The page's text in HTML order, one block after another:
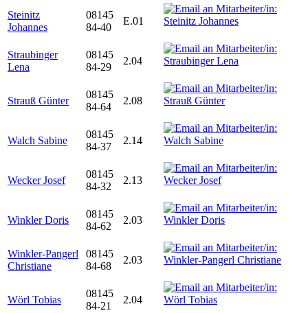
Steinitz
Johannes
08145
84-40
E.01
Straubinger
Lena
08145
84-29
2.04
Strauß Günter
08145
84-64
2.08
Walch Sabine
08145
84-37
2.14
Wecker Josef
08145
84-32
2.13
Winkler Doris
08145
84-62
2.03
Winkler-Pangerl
Christiane
08145
84-68
2.03
Wörl Tobias
08145
84-21
2.04